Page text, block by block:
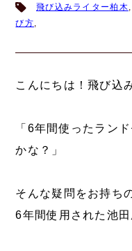
飛び込みライター柏木
び方
こんにちは！飛び込
「6年間使ったラン
かな？」
そんな疑問をお持ち
6年間使用された池